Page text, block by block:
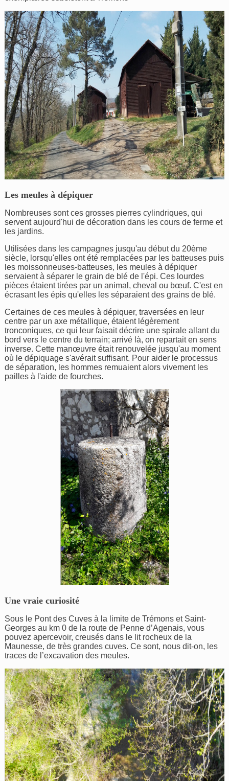
Les meules à dépiquer
Nombreuses sont ces grosses pierres cylindriques, qui
servent aujourd'hui de décoration dans les cours de ferme et
les jardins.
Utilisées dans les campagnes jusqu'au début du 20ème
siècle, lorsqu'elles ont été remplacées par les batteuses puis
les moissonneuses-batteuses, les meules à dépiquer
servaient à séparer le grain de blé de l'épi. Ces lourdes
pièces étaient tirées par un animal, cheval ou bœuf. C'est en
écrasant les épis qu'elles les séparaient des grains de blé.
Certaines de ces meules à dépiquer, traversées en leur
centre par un axe métallique, étaient légèrement
tronconiques, ce qui leur faisait décrire une spirale allant du
bord vers le centre du terrain; arrivé là, on repartait en sens
inverse. Cette manœuvre était renouvelée jusqu'au moment
où le dépiquage s'avérait suffisant. Pour aider le processus
de séparation, les hommes remuaient alors vivement les
pailles à l'aide de fourches.
Une vraie curiosité
Sous le Pont des Cuves à la limite de Trémons et Saint-
Georges au km 0 de la route de Penne d’Agenais, vous
pouvez apercevoir, creusés dans le lit rocheux de la
Maunesse, de très grandes cuves. Ce sont, nous dit-on, les
traces de l’excavation des meules.